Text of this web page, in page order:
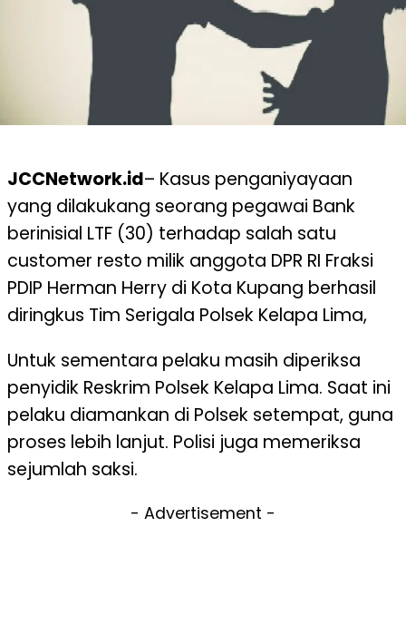
JCCNetwork.id– Kasus penganiyayaan
yang dilakukang seorang pegawai Bank
berinisial LTF (30) terhadap salah satu
customer resto milik anggota DPR RI Fraksi
PDIP Herman Herry di Kota Kupang berhasil
diringkus Tim Serigala Polsek Kelapa Lima,
Untuk sementara pelaku masih diperiksa
penyidik Reskrim Polsek Kelapa Lima. Saat ini
pelaku diamankan di Polsek setempat, guna
proses lebih lanjut. Polisi juga memeriksa
sejumlah saksi.
- Advertisement -